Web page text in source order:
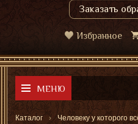
Заказать
Избранное
МЕНЮ
Каталог Человеку у которого